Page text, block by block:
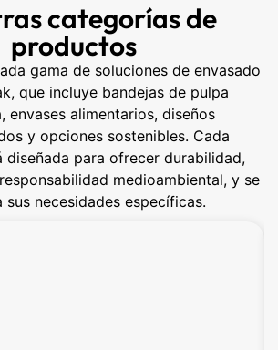
categorías de
productos
gama de soluciones de envasado
que incluye bandejas de pulpa
envases alimentarios, diseños
y opciones sostenibles. Cada
diseñada para ofrecer durabilidad,
medioambiental, y se
sus necesidades específicas.